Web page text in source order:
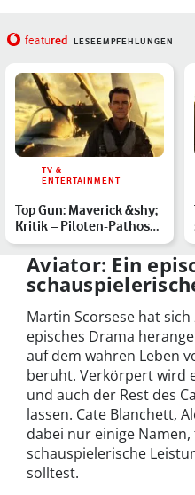
featured LESEEMPFEHLUNGEN
TV &
ENTERTAINMENT
Top Gun: Maverick &shy;
Kritik – Piloten-Pathos
im Nostalgie-Modu…
Aviator: Ein
Martin Scorsese hat sich
episches Drama
auf dem wahren Leben
beruht. Verkörpert wird
und auch der Rest des
lassen. Cate Blanchett,
dabei nur einige
schauspielerische
solltest.